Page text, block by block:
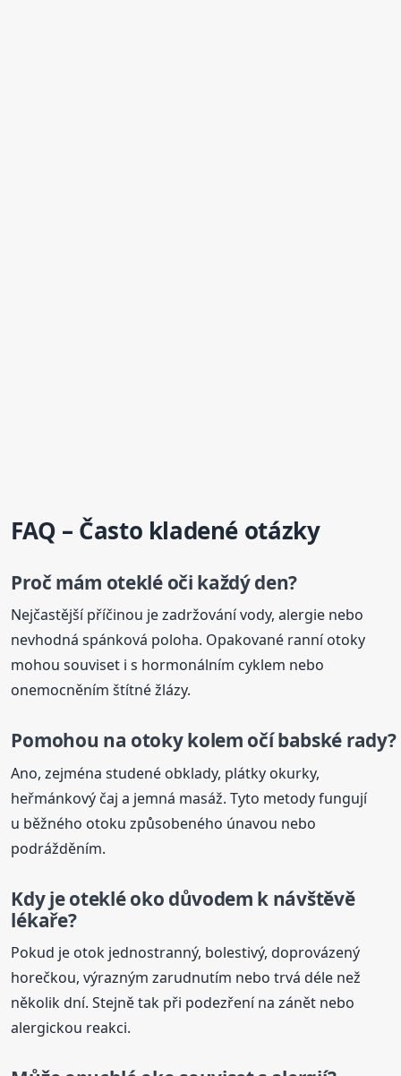
FAQ – Často kladené otázky
Proč mám oteklé oči každý den?
Nejčastější příčinou je zadržování vody, alergie nebo
nevhodná spánková poloha. Opakované ranní otoky
mohou souviset i s hormonálním cyklem nebo
onemocněním štítné žlázy.
Pomohou na otoky kolem očí babské rady?
Ano, zejména studené obklady, plátky okurky,
heřmánkový čaj a jemná masáž. Tyto metody fungují
u běžného otoku způsobeného únavou nebo
podrážděním.
Kdy jeotekléoko důvodem k návštěvě
lékaře?
Pokud je otok jednostranný, bolestivý, doprovázený
horečkou, výrazným zarudnutím nebo trvá déle než
několik dní. Stejně tak při podezření na zánět nebo
alergickou reakci.